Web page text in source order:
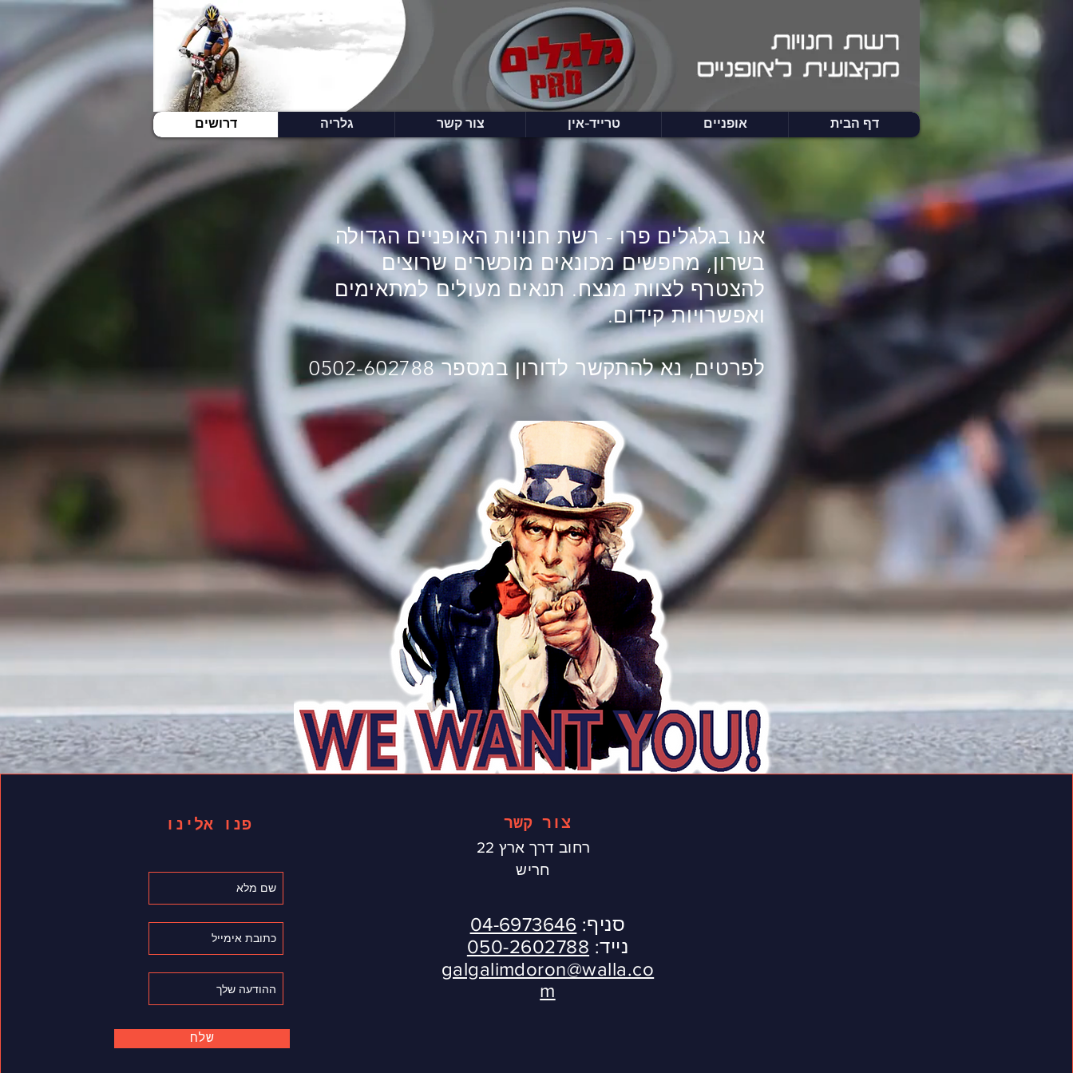
דף הבית אופניים טרייד-אין צור קשר גלריה דרושים
אנו בגלגלים פרו - רשת חנויות האופניים הגדולה
בשרון, מחפשים מכונאים מוכשרים שרוצים
להצטרף לצוות מנצח. תנאים מעולים למתאימים
ואפשרויות קידום.
לפרטים, נא להתקשר לדורון במספר 0502-602788
פנו אלינו
שלח
צור קשר
רחוב דרך ארץ 22
חריש
סניף: 04-6973646
נייד: 050-2602788
galgalimdoron@walla.co
m